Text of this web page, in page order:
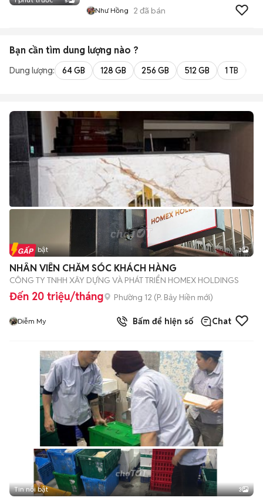
Như Hồng 2 đã bán
Bạn cần tìm dung lượng nào ?
Dung lượng: 64 GB 128 GB 256 GB 512 GB 1 TB
Tin nổi bật 3
NHÂN VIÊN CHĂM SÓC KHÁCH HÀNG
CÔNG TY TNHH XÂY DỰNG VÀ PHÁT TRIỂN HOMEX HOLDINGS
Đến 20 triệu/tháng Phường 12 (P. Bảy Hiền mới)
Diễm My Bấm để hiện số Chat
Tin nổi bật 3